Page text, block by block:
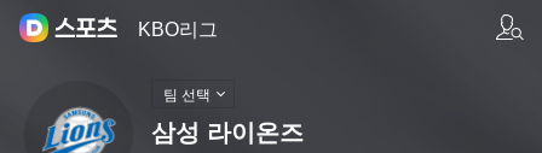
KBO리그
삼성 라이온즈
팀 선택